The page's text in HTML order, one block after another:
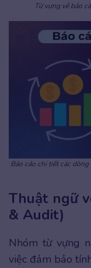
Từ vựng về báo
Báo cáo chi tiết các
Thuật ngữ
& Audit)
Nhóm từ vựng
việc đảm bảo